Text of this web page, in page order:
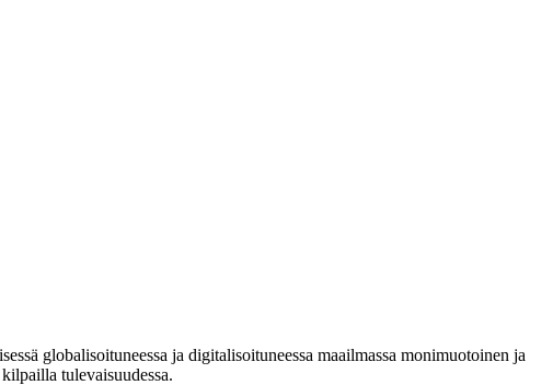
globalisoituneessa ja digitalisoituneessa maailmassa monimuotoinen ja
tulevaisuudessa.